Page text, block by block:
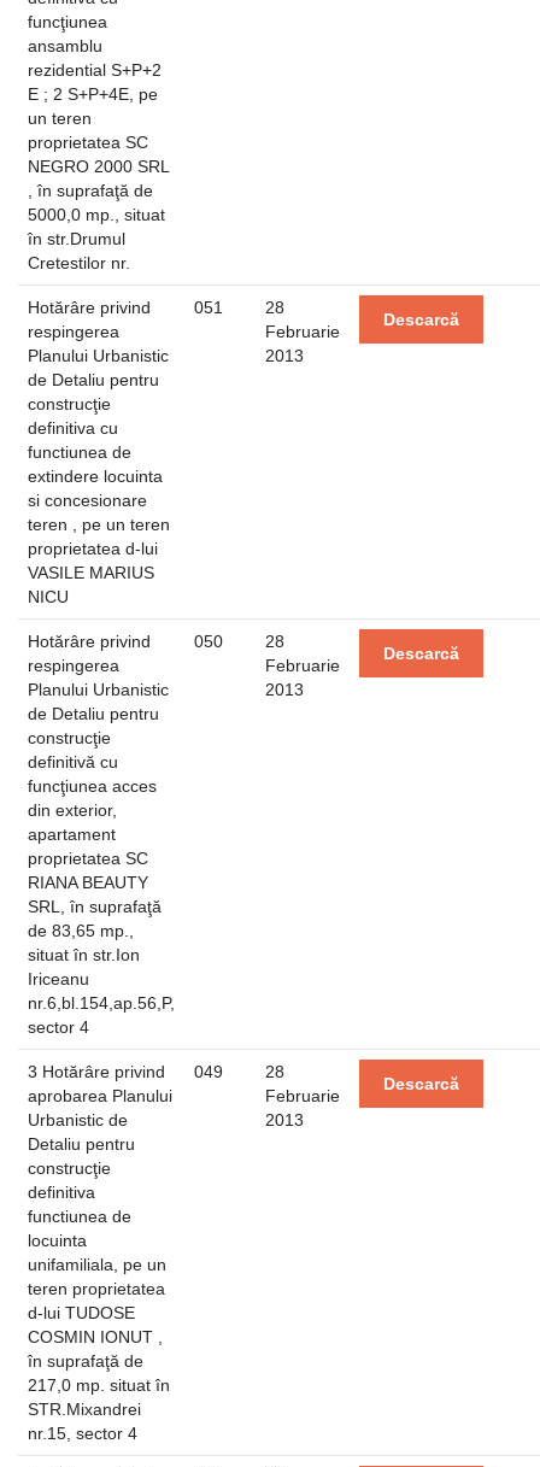
funcţiunea
ansamblu
rezidential S+P+2
E ; 2 S+P+4E, pe
un teren
proprietatea SC
NEGRO 2000 SRL
, în suprafaţă de
5000,0 mp., situat
în str.Drumul
Cretestilor nr.
Hotărâre privind
respingerea
Planului Urbanistic
de Detaliu pentru
construcţie
definitiva cu
functiunea de
extindere locuinta
si concesionare
teren , pe un teren
proprietatea d-lui
VASILE MARIUS
NICU
051
28
Februarie
2013
Descarcă
Hotărâre privind
respingerea
Planului Urbanistic
de Detaliu pentru
construcţie
definitivă cu
funcţiunea acces
din exterior,
apartament
proprietatea SC
RIANA BEAUTY
SRL, în suprafaţă
de 83,65 mp.,
situat în str.Ion
Iriceanu
nr.6,bl.154,ap.56,P,
sector 4
050
28
Februarie
2013
Descarcă
3 Hotărâre privind
aprobarea Planului
Urbanistic de
Detaliu pentru
construcţie
definitiva
functiunea de
locuinta
unifamiliala, pe un
teren proprietatea
d-lui TUDOSE
COSMIN IONUT ,
în suprafaţă de
217,0 mp. situat în
STR.Mixandrei
nr.15, sector 4
049
28
Februarie
2013
Descarcă